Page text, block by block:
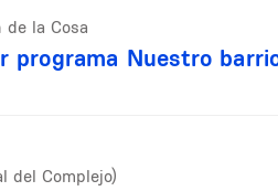
de la Cosa
programa Nuestro
del Complejo)